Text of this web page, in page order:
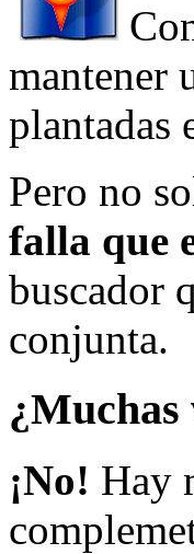
mantener
plantadas
Pero no
falla que
buscador
conjunta.
¿Muchas
¡No! Hay